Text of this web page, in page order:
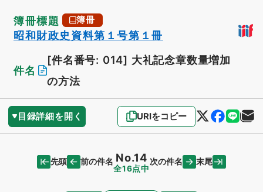
簿冊標題 簿冊
昭和財政史資料第１号第１冊
件名
[件名番号: 014] 大礼記念章数量増加
の方法
目録詳細を開く URIをコピー
先頭 前の件名 No.14
全16点中
次の件名 末尾